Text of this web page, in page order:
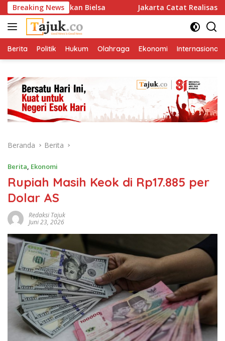
Langsung
ke
konten
Breaking News
Gantikan Bielsa Jakarta Catat Realisasasi
Berita Politik Hukum Olahraga Ekonomi Internasional
Beranda Berita
Berita, Ekonomi
Rupiah Masih Keok di Rp17.885 per
Dolar AS
Redaksi Tajuk
Juni 23, 2026